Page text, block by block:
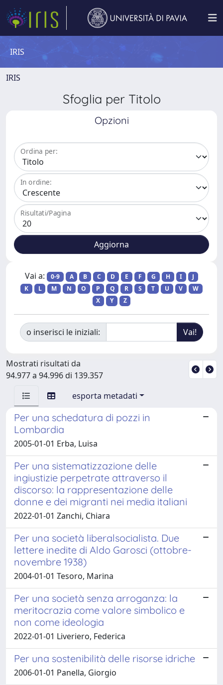
IRIS
IRIS
Sfoglia per Titolo
Opzioni
Ordina per:
In ordine:
Risultati/Pagina
Vai a: 0-9 A B C D E F G H I
J
K
L M N O P Q R S T U V
W
X
Y Z
o inserisci le iniziali:
Mostrati risultati da
94.977 a 94.996 di 139.357
esporta metadati
Per una schedatura di pozzi in
Lombardia
2005-01-01 Erba, Luisa
Per una sistematizzazione delle
ingiustizie perpetrate attraverso il
discorso: la rappresentazione delle
donne e dei migranti nei media italiani
2022-01-01 Zanchi, Chiara
Per una società liberalsocialista. Due
lettere inedite di Aldo Garosci (ottobre-
novembre 1938)
2004-01-01 Tesoro, Marina
Per una società senza arroganza: la
meritocrazia come valore simbolico e
non come ideologia
2022-01-01 Liveriero, Federica
Per una sostenibilità delle risorse idriche
2006-01-01 Panella, Giorgio